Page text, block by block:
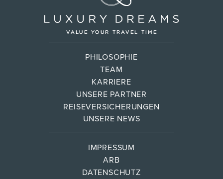
PHILOSOPHIE
TEAM
KARRIERE
UNSERE PARTNER
REISEVERSICHERUNGEN
UNSERE NEWS
IMPRESSUM
ARB
DATENSCHUTZ